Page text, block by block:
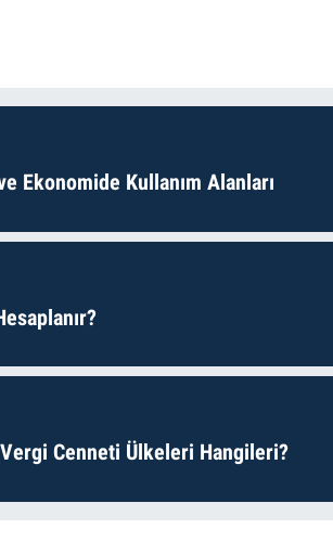
Ekonomide Kullanım Alanları
Cenneti Ülkeleri Hangileri?